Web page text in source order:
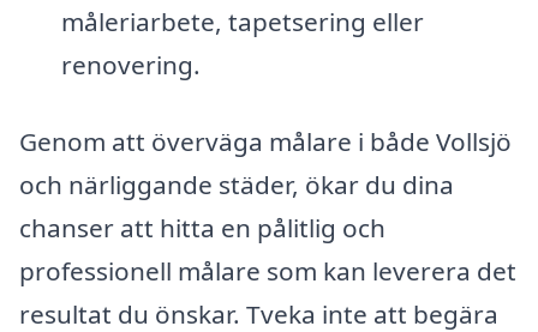
måleriarbete, tapetsering eller
renovering.
Genom att överväga målare i både Vollsjö
och närliggande städer, ökar du dina
chanser att hitta en pålitlig och
professionell målare som kan leverera det
resultat du önskar. Tveka inte att begära